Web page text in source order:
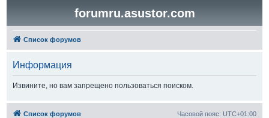
forumru.asustor.com
Список форумов
Информация
Извините, но вам запрещено пользоваться поиском.
Список форумов Часовой пояс: UTC+01:00